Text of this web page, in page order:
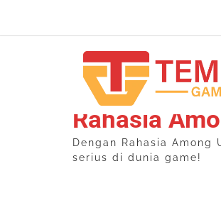
content
Rahasia
Dengan Rahasia
serius di dunia game!